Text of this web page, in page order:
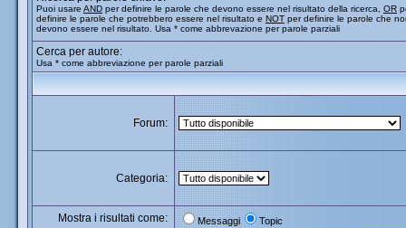
Puoi usare AND per definire le parole che devono essere nel risultato della ricerca, OR
definire le parole che potrebbero essere nel risultato e NOT per definire le parole che
devono essere nel risultato. Usa * come abbrevazione per parole parziali
Cerca per autore:
Usa * come abbreviazione per parole parziali
Forum:
Categoria:
Mostra i risultati come: Messaggi Topic